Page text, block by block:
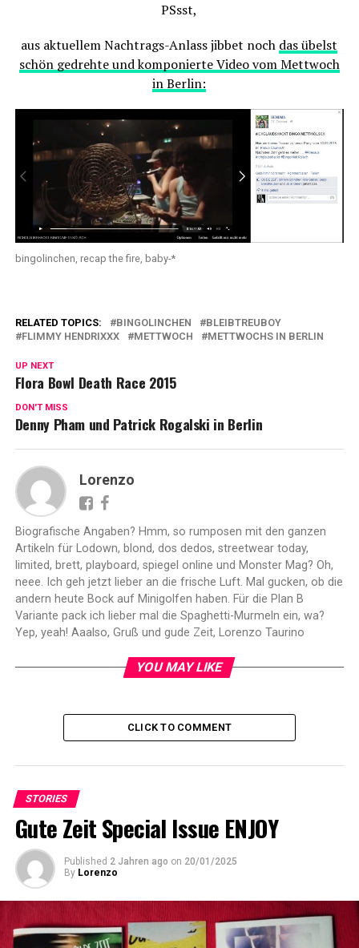
PSsst,
aus aktuellem Nachtrags-Anlass jibbet noch das übelst
schön gedrehte und komponierte Video vom Mettwoch
in Berlin:
bingolinchen, recap the fire, baby-*
RELATED TOPICS: BINGOLINCHEN
BLEIBTREUBOY
FLIMMY HENDRIXXX
METTWOCH METTWOCHS IN BERLIN
UP NEXT
Flora Bowl Death Race 2015
DON'T MISS
Denny Pham und Patrick Rogalski in Berlin
Lorenzo
Biografische Angaben? Hmm, so rumposen mit den ganzen
Artikeln für Lodown, blond, dos dedos, streetwear today,
limited, brett, playboard, spiegel online und Monster Mag? Oh,
neee. Ich geh jetzt lieber an die frische Luft. Mal gucken, ob die
andern heute Bock auf Minigolfen haben. Für die Plan B
Variante pack ich lieber mal die Spaghetti-Murmeln ein, wa?
Yep, yeah! Aaalso, Gruß und gude Zeit, Lorenzo Taurino
YOU MAY LIKE
CLICK TO COMMENT
STORIES
Gute Zeit Special Issue ENJOY
Published 2 Jahren ago on 20/01/2025
By Lorenzo